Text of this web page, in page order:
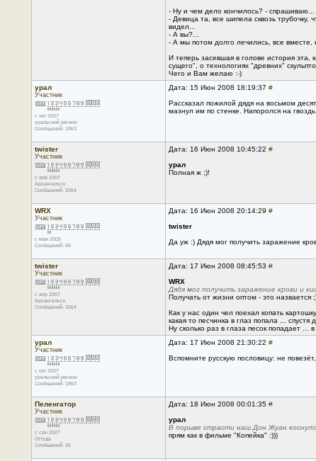
- Ну и чем дело кончилось? - спрашиваю...
- Девица та, все шипела сквозь трубочку,
видел...
- А вы?...
- А мы потом долго лечились, все вместе,
И теперь засевшая в голове история
сущего", о технологиях "древних"
Чего и Вам желаю :-)
урал
Участник
с окт 2007
уральский регион
Сообщений: 1863
Дата: 15 Июн 2008 18:19:37 #
Рассказал пожилой дядя на восьмом
мазнул им по стенке. Напоролся на
twister
Участник
с апр 2007
Архангельск
Сообщений: 3264
Дата: 16 Июн 2008 10:45:22 #
урал
Полная ж ;)!
WRX
Участник
с мая 2005
Сообщений: 66
Дата: 16 Июн 2008 20:14:29 #
twister
Да уж :) Дядя мог получить заражение
twister
Участник
с апр 2007
Архангельск
Сообщений: 3264
Дата: 17 Июн 2008 08:45:53 #
WRX
Дядя мог получить заражение крови и
Получать от жизни оптом - это назвается
Как у нас один чел поехал копать картошку.
какая то песчинка в глаз попала ...
Ну сколько раз в глаза песок попадает ...
урал
Участник
с окт 2007
уральский регион
Сообщений: 1863
Дата: 17 Июн 2008 21:30:22 #
Вспомните русскую пословицу: не
Пеленгатор
Участник
с сен 2007
Оттуда
Сообщений: 26
Дата: 18 Июн 2008 00:01:35 #
урал
В порыве страсти наш Дон Жуан
прям как в фильме "Копейка" :)))